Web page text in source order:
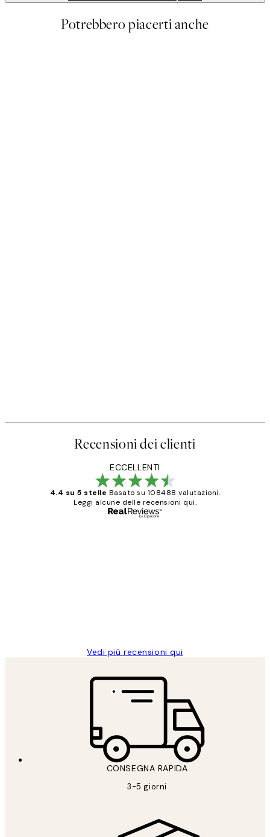
Potrebbero piacerti anche
Recensioni dei clienti
ECCELLENTI
4.4 su 5 stelle Basato su 108488 valutazioni.
Leggi alcune delle recensioni qui.
Vedi più recensioni qui
CONSEGNA RAPIDA
3-5 giorni